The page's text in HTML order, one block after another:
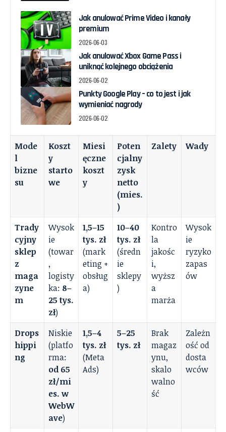
Jak anulować Prime Video i kanały
premium
2026-06-03
Jak anulować Xbox Game Pass i
uniknąć kolejnego obciążenia
2026-06-02
Punkty Google Play – co to jest i jak
wymieniać nagrody
2026-06-02
Mode
l
bizne
su
Koszt
y
starto
we
Miesi
ęczne
koszt
y
Poten
cjalny
zysk
netto
(mies.
)
Zalety Wady
Trady
cyjny
sklep
z
maga
zyne
m
Wysok
ie
(towar
,
logisty
ka: 8–
25 tys.
zł)
1,5–15
tys. zł
(mark
eting +
obsług
a)
10–40
tys. zł
(średn
ie
sklepy
)
Kontro
la
jakośc
i,
wyższ
a
marża
Wysok
ie
ryzyko
zapas
ów
Drops
hippi
ng
Niskie
(platfo
rma:
od 65
zł/mi
es. w
WebW
ave)
1,5–4
tys. zł
(Meta
Ads)
5–25
tys. zł
Brak
magaz
ynu,
skalo
walno
ść
Zależn
ość od
dosta
wców